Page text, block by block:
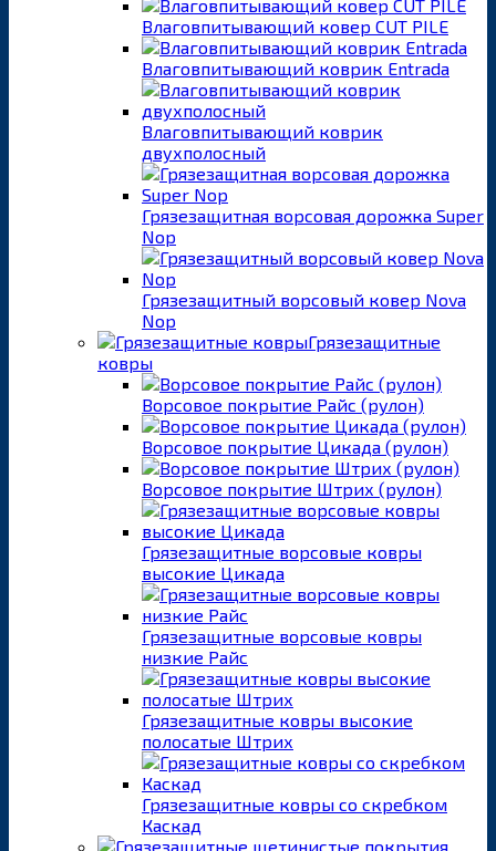
Влаговпитывающий ковер CUT PILE
Влаговпитывающий коврик Entrada
Влаговпитывающий коврик
двухполосный
Грязезащитная ворсовая дорожка Super
Nop
Грязезащитный ворсовый ковер Nova
Nop
Грязезащитные
ковры
Ворсовое покрытие Райс (рулон)
Ворсовое покрытие Цикада (рулон)
Ворсовое покрытие Штрих (рулон)
Грязезащитные ворсовые ковры
высокие Цикада
Грязезащитные ворсовые ковры
низкие Райс
Грязезащитные ковры высокие
полосатые Штрих
Грязезащитные ковры со скребком
Каскад